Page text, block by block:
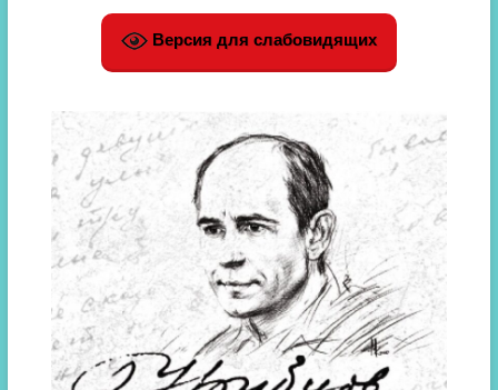
Версия для слабовидящих